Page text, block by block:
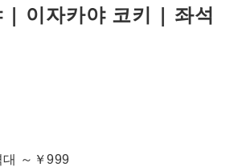
| 이자카야 코키 | 좌석
대 ～￥999